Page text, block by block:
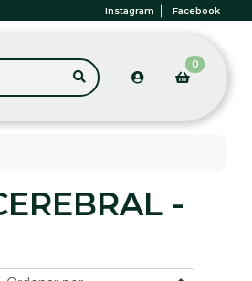
Instagram Facebook
0
-